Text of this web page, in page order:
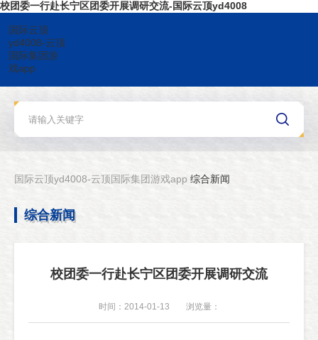
校团委一行赴长宁区团委开展调研交流-国际云顶yd4008
国际云顶
yd4008-云顶
国际集团游
戏app
国际云顶yd4008-云顶国际集团游戏app 综合新闻
综合新闻
校团委一行赴长宁区团委开展调研交流
时间：2014-01-13 浏览量：